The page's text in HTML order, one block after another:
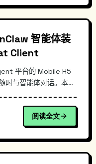
智能体装
Client
平台的 Mobile H5
时与智能体对话。本文
控制台”的差异，并
助你快速把阅读全文